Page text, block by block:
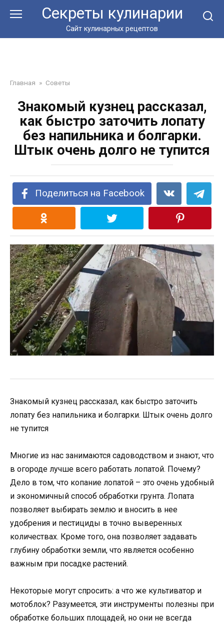
Секреты кулинарии
Сайт кулинарных рецептов
Главная » Советы
Знакомый кузнец рассказал,
как быстро заточить лопату
без напильника и болгарки.
Штык очень долго не тупится
Поделиться на Facebook
Знакомый кузнец рассказал, как быстро заточить
лопату без напильника и болгарки. Штык очень долго
не тупится
Многие из нас занимаются садоводством и знают, что
в огороде лучше всего работать лопатой. Почему?
Дело в том, что копание лопатой – это очень удобный
и экономичный способ обработки грунта. Лопата
позволяет выбирать землю и вносить в нее
удобрения и пестициды в точно выверенных
количествах. Кроме того, она позволяет задавать
глубину обработки земли, что является особенно
важным при посадке растений.
Некоторые могут спросить: а что же культиватор и
мотоблок? Разумеется, эти инструменты полезны при
обработке больших площадей, но они не всегда